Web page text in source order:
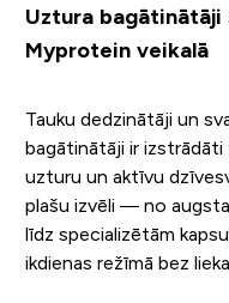
Uztura bagātinātāji
Myprotein veikalā
Tauku dedzinātāji un
bagātinātāji ir izstrādāti
uzturu un aktīvu
plašu izvēli — no
līdz specializētām
ikdienas režīmā bez